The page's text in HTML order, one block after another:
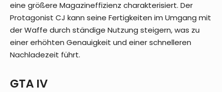
eine größere Magazineffizienz charakterisiert. Der
Protagonist CJ kann seine Fertigkeiten im Umgang mit
der Waffe durch ständige Nutzung steigern, was zu
einer erhöhten Genauigkeit und einer schnelleren
Nachladezeit führt.
GTA IV